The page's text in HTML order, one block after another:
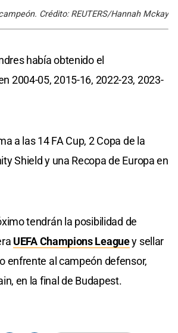
Crédito: REUTERS/Hannah Mckay
había obtenido el
2004-05, 2015-16, 2022-23, 2023-
a las 14 FA Cup, 2 Copa de la
Shield y una Recopa de Europa en
tendrán la posibilidad de
UEFA Champions Leaguey sellar
enfrente al campeón defensor,
en la final de Budapest.